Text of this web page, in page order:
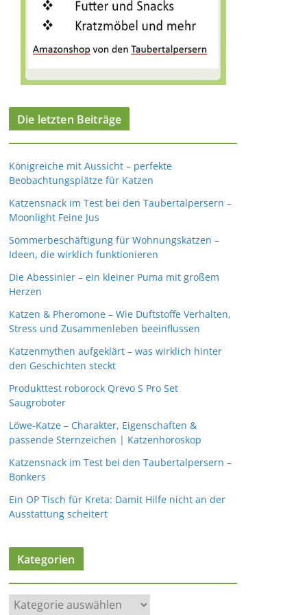
Die letzten Beiträge
Königreiche mit Aussicht – perfekte
Beobachtungsplätze für Katzen
Katzensnack im Test bei den Taubertalpersern –
Moonlight Feine Jus
Sommerbeschäftigung für Wohnungskatzen –
Ideen, die wirklich funktionieren
Die Abessinier – ein kleiner Puma mit großem
Herzen
Katzen & Pheromone – Wie Duftstoffe Verhalten,
Stress und Zusammenleben beeinflussen
Katzenmythen aufgeklärt – was wirklich hinter
den Geschichten steckt
Produkttest roborock Qrevo S Pro Set
Saugroboter
Löwe-Katze – Charakter, Eigenschaften &
passende Sternzeichen | Katzenhoroskop
Katzensnack im Test bei den Taubertalpersern –
Bonkers
Ein OP Tisch für Kreta: Damit Hilfe nicht an der
Ausstattung scheitert
Kategorien